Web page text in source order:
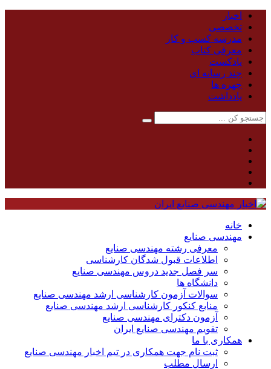
اخبار
تخصصی
مدرسه کسب و کار
معرفی کتاب
پادکست
چند رسانه ای
چهره ها
یادداشت
خانه
مهندسی صنایع
معرفی رشته مهندسی صنایع
اطلاعات قبول شدگان کارشناسی
سر فصل جدید دروس مهندسی صنایع
دانشگاه ها
سوالات آزمون کارشناسی ارشد مهندسی صنایع
منابع کنکور کارشناسی ارشد مهندسی صنایع
آزمون دکترای مهندسی صنایع
تقویم مهندسی صنایع ایران
همکاری با ما
ثبت نام جهت همکاری در تیم اخبار مهندسی صنایع
ارسال مطلب